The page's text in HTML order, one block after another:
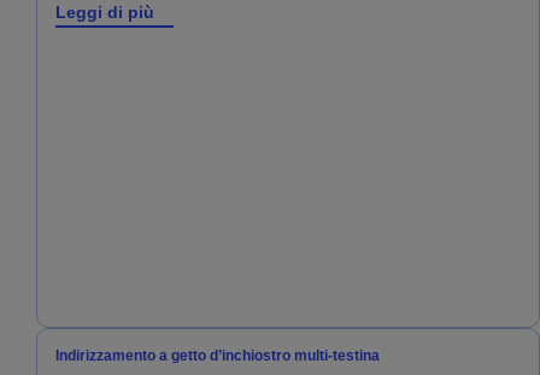
Leggi di più
Indirizzamento a getto d’inchiostro multi-testina